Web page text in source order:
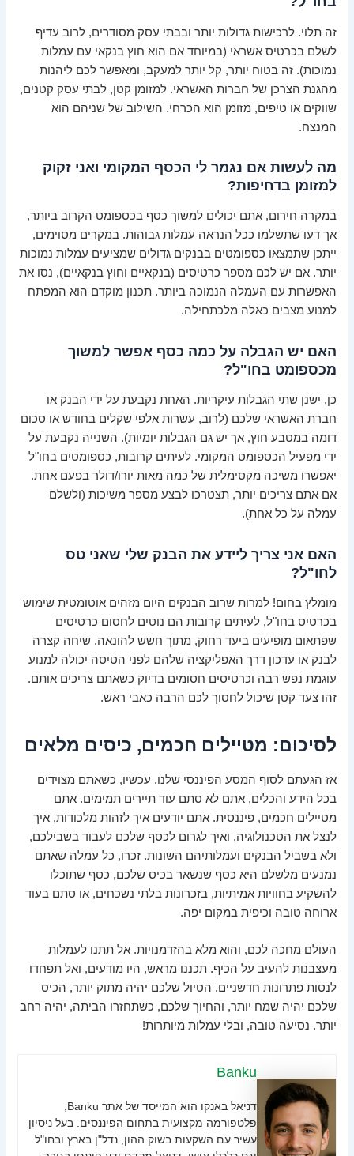
זה תלוי. לרכישות גדולות יותר ובבתי עסק מסודרים, לרוב עדיף
לשלם בכרטיס אשראי (במיוחד אם הוא חוץ בנקאי עם עמלות
נמוכות). זה בטוח יותר, קל יותר למעקב, ומאפשר לכם ליהנות
מהגנת הצרכן של חברות האשראי. למזומן קטן, לבתי עסק קטנים,
שווקים או טיפים, מזומן הוא הכרחי. השילוב של שניהם הוא
המנצח.
מה לעשות אם נגמר לי הכסף המקומי ואני זקוק
למזומן בדחיפות?
במקרה חירום, אתם יכולים למשוך כסף בכספומט הקרוב ביותר,
אך דעו שתשלמו ככל הנראה עמלות גבוהות. במקרים מסוימים,
ייתכן שתמצאו כספומטים בבנקים גדולים שמציעים עמלות נמוכות
יותר. אם יש לכם מספר כרטיסים (בנקאיים וחוץ בנקאיים), נסו את
האפשרות עם העמלה הנמוכה ביותר. תכנון מוקדם הוא המפתח
למנוע מצבים כאלה מלכתחילה.
האם יש הגבלה על כמה כסף אפשר למשוך
מכספומט בחו"ל?
כן, ישנן שתי הגבלות עיקריות. האחת נקבעת על ידי הבנק או
חברת האשראי שלכם (לרוב, עשרות אלפי שקלים בחודש או סכום
דומה במטבע חוץ, אך יש גם הגבלות יומיות). השנייה נקבעת על
ידי מפעיל הכספומט המקומי. לעיתים קרובות, כספומטים בחו"ל
יאפשרו משיכה מקסימלית של כמה מאות יורו/דולר בפעם אחת.
אם אתם צריכים יותר, תצטרכו לבצע מספר משיכות (ולשלם
עמלה על כל אחת).
האם אני צריך ליידע את הבנק שלי שאני טס
לחו"ל?
מומלץ בחום! למרות שרוב הבנקים היום מזהים אוטומטית שימוש
בכרטיס בחו"ל, לעיתים קרובות הם נוטים לחסום כרטיסים
שפתאום מופיעים ביעד רחוק, מתוך חשש להונאה. שיחה קצרה
לבנק או עדכון דרך האפליקציה שלהם לפני הטיסה יכולה למנוע
עוגמת נפש רבה וכרטיסים חסומים בדיוק כשאתם צריכים אותם.
זהו צעד קטן שיכול לחסוך לכם הרבה כאבי ראש.
לסיכום: מטיילים חכמים, כיסים מלאים
אז הגעתם לסוף המסע הפיננסי שלנו. עכשיו, כשאתם מצוידים
בכל הידע והכלים, אתם לא סתם עוד תיירים תמימים. אתם
מטיילים חכמים, פיננסית. אתם יודעים איך לזהות מלכודות, איך
לנצל את הטכנולוגיה, ואיך לגרום לכסף שלכם לעבוד בשבילכם,
ולא בשביל הבנקים ועמלותיהם השונות. זכרו, כל עמלה שאתם
נמנעים מלשלם היא כסף שנשאר בכיס שלכם, כסף שתוכלו
להשקיע בחוויות אמיתיות, בזכרונות בלתי נשכחים, או סתם בעוד
ארוחה טובה וכיפית במקום יפה.
העולם מחכה לכם, והוא מלא בהזדמנויות. אל תתנו לעמלות
מעצבנות להעיב על הכיף. תכננו מראש, היו מודעים, ואל תפחדו
לנסות פתרונות חדשניים. הטיול שלכם יהיה מתוק יותר, הכיס
שלכם יהיה שמח יותר, והחיוך שלכם, כשתחזרו הביתה, יהיה רחב
יותר. נסיעה טובה, ובלי עמלות מיותרות!
Banku
פלטפורמה מקצועית בתחום הפיננסים. בעל ניסיון
עשיר עם השקעות בשוק ההון, נדל"ן בארץ ובחו"ל